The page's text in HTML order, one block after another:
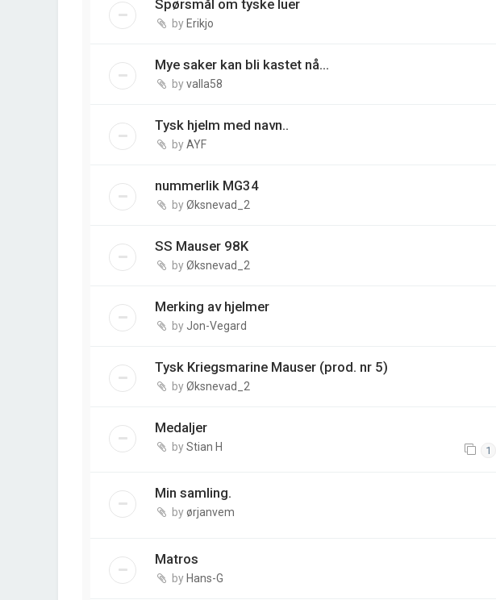
Spørsmål om tyske luer
by Erikjo
Mye saker kan bli kastet nå...
byvalla58
Tysk hjelm med navn..
byAYF
nummerlik MG34
byØksnevad_2
SS Mauser 98K
byØksnevad_2
Merking av hjelmer
by Jon-Vegard
Tysk Kriegsmarine Mauser (prod. nr 5)
byØksnevad_2
Medaljer
byStian H 1
Min samling.
byørjanvem
Matros
byHans-G